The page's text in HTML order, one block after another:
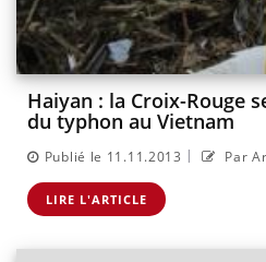
Haiyan : la Croix-Rouge
du typhon au Vietnam
Publié le 11.11.2013 | Par
LIRE L'ARTICLE